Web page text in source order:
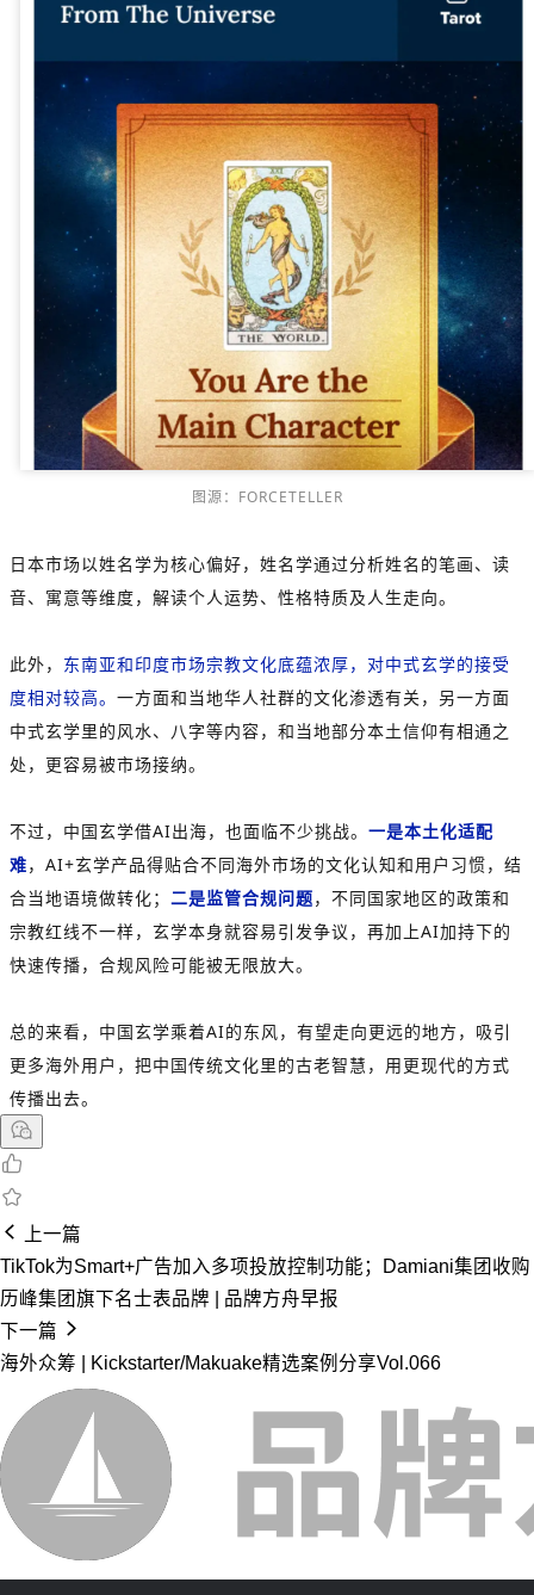
图源：FORCETELLER
日本市场以姓名学为核心偏好，姓名学通过分析姓名的笔画、读
音、寓意等维度，解读个人运势、性格特质及人生走向。
此外， 东南亚和印度市场宗教文化底蕴浓厚，对中式玄学的接受
度相对较高。 一方面和当地华人社群的文化渗透有关，另一方面
中式玄学里的风水、八字等内容，和当地部分本土信仰有相通之
处，更容易被市场接纳。
不过，中国玄学借AI出海，也面临不少挑战。 一是本土化适配
难，AI+玄学产品得贴合不同海外市场的文化认知和用户习惯，结
合当地语境做转化； 二是监管合规问题，不同国家地区的政策和
宗教红线不一样，玄学本身就容易引发争议，再加上AI加持下的
快速传播，合规风险可能被无限放大。
总的来看，中国玄学乘着AI的东风，有望走向更远的地方，吸引
更多海外用户，把中国传统文化里的古老智慧，用更现代的方式
传播出去。
上一篇
TikTok为Smart+广告加入多项投放控制功能；Damiani集团收购
历峰集团旗下名士表品牌 | 品牌方舟早报
下一篇
海外众筹 | Kickstarter/Makuake精选案例分享Vol.066